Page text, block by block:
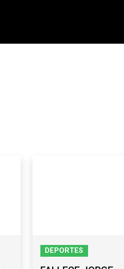
DEPORTES